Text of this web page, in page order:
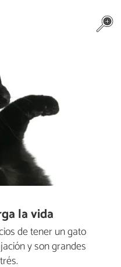
la vida
de tener un gato
y son grandes